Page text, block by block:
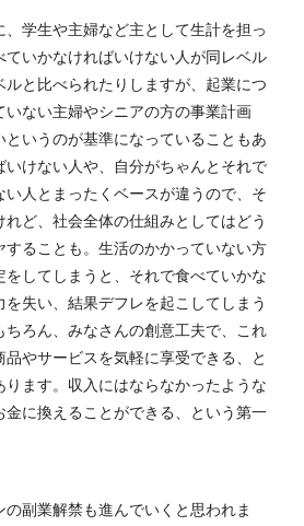
学生や主婦など主として生計を担っ
ていかなければいけない人が同レベル
と比べられたりしますが、起業につ
いない主婦やシニアの方の事業計画
いうのが基準になっていることもあ
いけない人や、自分がちゃんとそれで
人とまったくベースが違うので、そ
ど、社会全体の仕組みとしてはどう
することも。生活のかかっていない方
してしまうと、それで食べていかな
失い、結果デフレを起こしてしまう
ちろん、みなさんの創意工夫で、これ
やサービスを気軽に享受できる、と
ます。収入にはならなかったような
金に換えることができる、という第一
副業解禁も進んでいくと思われま